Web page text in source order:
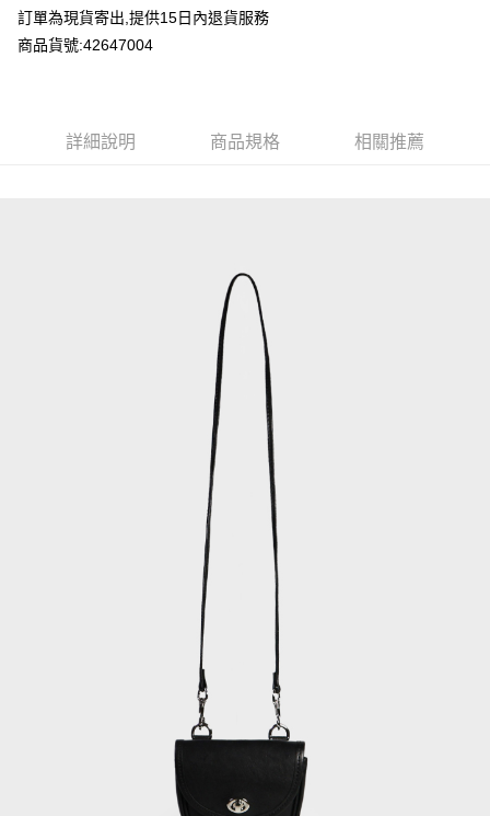
運送方式
付款後全家取貨
每筆NT$80，滿NT$2,000(含以上)免運費
每筆NT$120，滿NT$2,000(含以上)免運費
每筆NT$400，滿NT$2,000(含以上)免運費
訂單為現貨寄出,提供15日內退貨服務
商品貨號:42647004
詳細說明 商品規格 相關推薦